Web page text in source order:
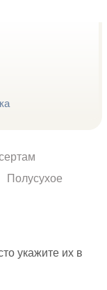
Полусухое
укажите их в